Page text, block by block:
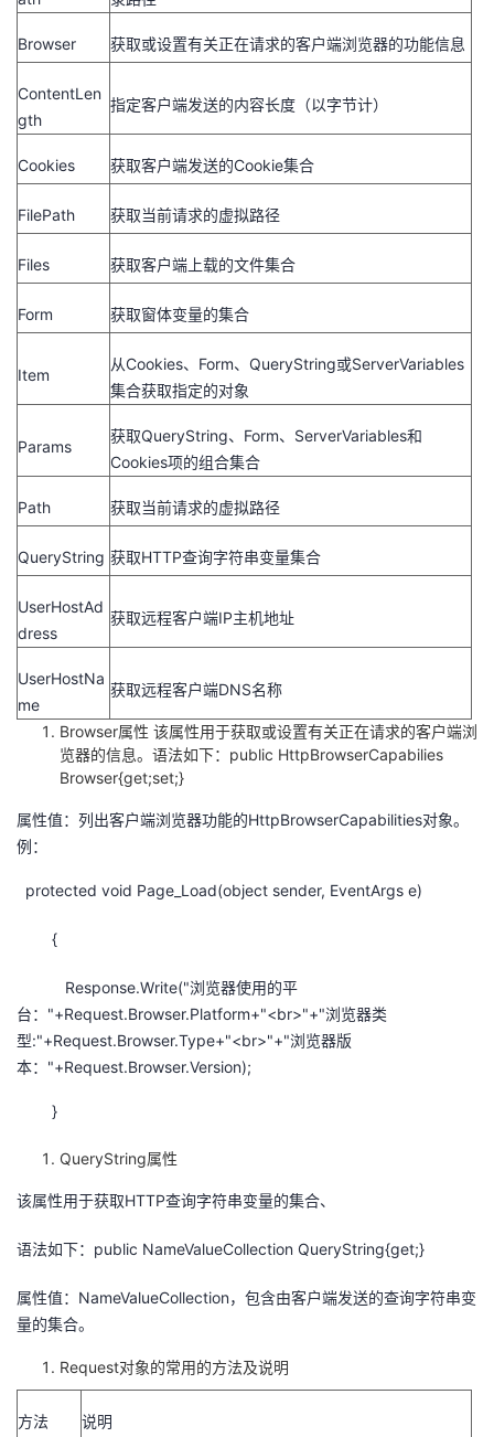
Browser 获取或设置有关正在请求的客户端浏览器的功能信息
ContentLen
gth
指定客户端发送的内容长度（以字节计）
Cookies 获取客户端发送的Cookie集合
FilePath 获取当前请求的虚拟路径
Files 获取客户端上载的文件集合
Form 获取窗体变量的集合
Item
从Cookies、Form、QueryString或ServerVariables
集合获取指定的对象
Params
获取QueryString、Form、ServerVariables和
Cookies项的组合集合
Path 获取当前请求的虚拟路径
QueryString 获取HTTP查询字符串变量集合
UserHostAd
dress
获取远程客户端IP主机地址
UserHostNa
me
获取远程客户端DNS名称
Browser属性 该属性用于获取或设置有关正在请求的客户端浏
览器的信息。语法如下：public HttpBrowserCapabilies
Browser{get;set;}
属性值：列出客户端浏览器功能的HttpBrowserCapabilities对象。
例：
protected void Page_Load(object sender, EventArgs e)
{
Response.Write("浏览器使用的平
台："+Request.Browser.Platform+"<br>"+"浏览器类
型:"+Request.Browser.Type+"<br>"+"浏览器版
本："+Request.Browser.Version);
}
QueryString属性
该属性用于获取HTTP查询字符串变量的集合、
语法如下：public NameValueCollection QueryString{get;}
属性值：NameValueCollection，包含由客户端发送的查询字符串变
量的集合。
Request对象的常用的方法及说明
方法 说明